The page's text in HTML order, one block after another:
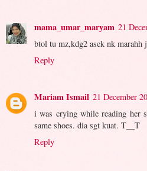
mama_umar_maryam 21
btol tu mz,kdg2 asek nk marahh
Reply
Mariam Ismail 21 December
i was crying while reading her
same shoes. dia sgt kuat. T__T
Reply